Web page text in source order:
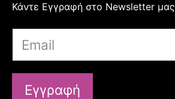
Κάντε Εγγραφή στο Newsletter μας
Εγγραφή